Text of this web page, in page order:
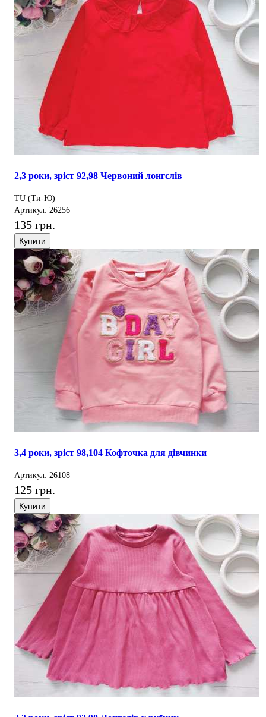
2,3 роки, зріст 92,98 Червоний лонгслів
TU (Ти-Ю)
Артикул: 26256
135 грн.
Купити
3,4 роки, зріст 98,104 Кофточка для дівчинки
Артикул: 26108
125 грн.
Купити